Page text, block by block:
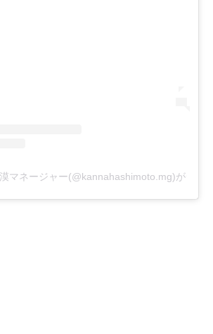
マネージャー(@kannahashimoto.mg)がシェ